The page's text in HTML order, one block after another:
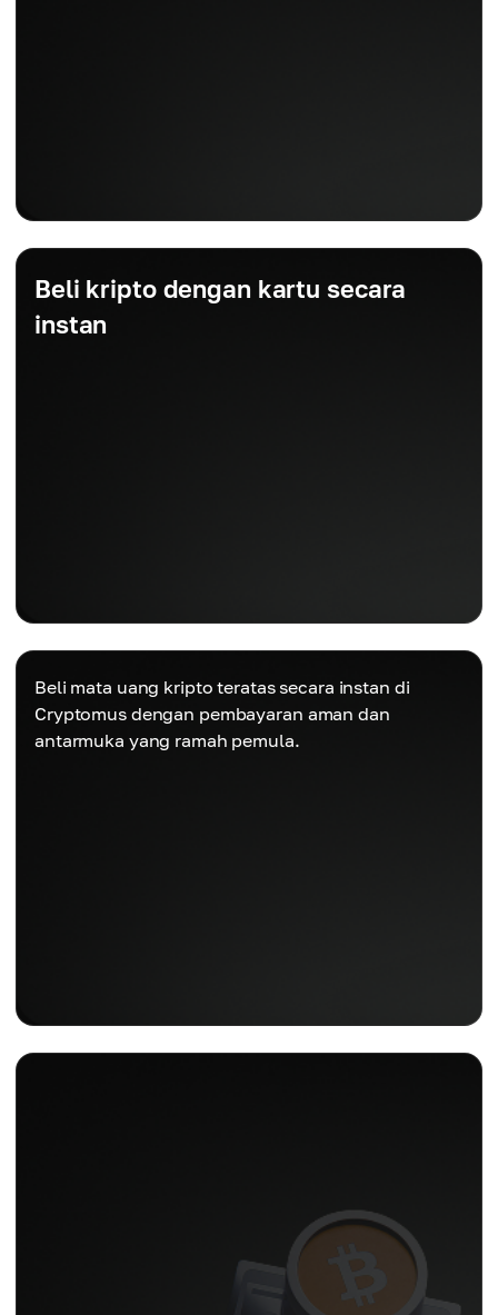
Beli kripto dengan kartu secara
instan
Beli mata uang kripto teratas secara instan di
Cryptomus dengan pembayaran aman dan
antarmuka yang ramah pemula.